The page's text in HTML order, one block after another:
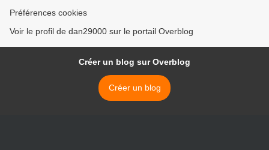
Préférences cookies
Voir le profil de dan29000 sur le portail Overblog
Créer un blog sur Overblog
Créer un blog